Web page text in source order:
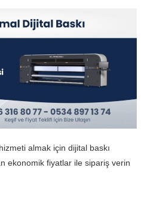
hizmeti almak için dijital baskı
ekonomik fiyatlar ile sipariş verin